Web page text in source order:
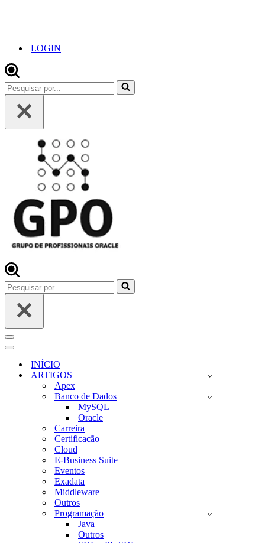
LOGIN
Pesquisar
por...
Pesquisar
por...
Menu
de
navegação
Menu
navegaçãoINÍCIO
ARTIGOS
Apex
Banco de Dados
MySQL
Oracle
Carreira
Certificacão
Cloud
E-Business Suite
Eventos
Exadata
Middleware
Outros
Programação
Java
Outros